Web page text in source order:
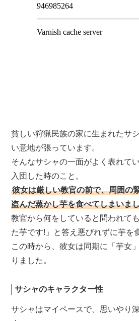
貧しい狩猟民族の家に生まれたサ
い意地が張っています。
そんなサシャの一面がよく表れて
入団した時のこと。
彼女は厳しい教官の前で、周囲の
盗んだ蒸かし芋を食べてしまいま
教官から何をしていると問われて
た芋です!」と答え悪びれずに芋を
この時から、彼女は同期に「芋女
りました。
サシャのキャラクター性
サシャはマイペースで、思いやり